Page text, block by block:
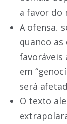
a favor do
A ofensa,
quando as
favoráveis
em
será
O texto